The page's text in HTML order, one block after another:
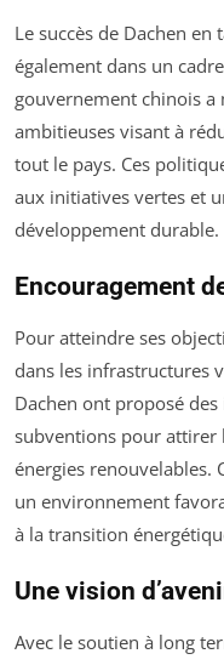
Le succès de Dachen en
également dans un
gouvernement chinois a
ambitieuses visant à
tout le pays. Ces
aux initiatives vertes et
développement durable.
Encouragement
Pour atteindre ses
dans les infrastructures
Dachen ont proposé
subventions pour attirer
énergies renouvelables.
un environnement
à la transition
Une vision
Avec le soutien à long